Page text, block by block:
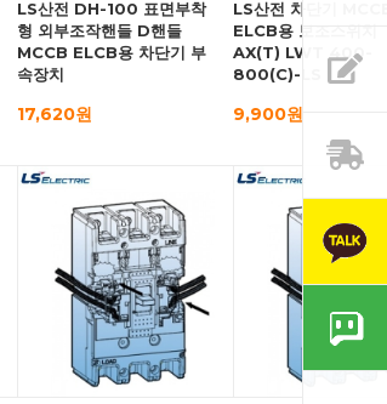
LS산전 DH-100 표면부착
형 외부조작핸들 D핸들
MCCB ELCB용 차단기 부
속장치
17,620원
LS산전 차단기
ELCB용 보조스위치
AX(T) LWT 400-
800(C)-LS
9,900원